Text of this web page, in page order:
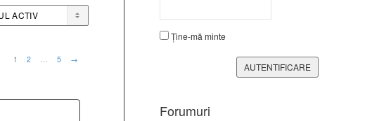
1 2 … 5 →
Ține-mă minte
AUTENTIFICARE
Forumuri